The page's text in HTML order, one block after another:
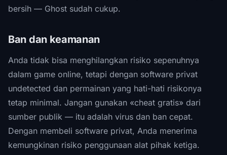
bersih — Ghost sudah cukup.
Ban dan keamanan
Anda tidak bisa menghilangkan risiko sepenuhnya
dalam game online, tetapi dengan software privat
undetected dan permainan yang hati-hati risikonya
tetap minimal. Jangan gunakan «cheat gratis» dari
sumber publik — itu adalah virus dan ban cepat.
Dengan membeli software privat, Anda menerima
kemungkinan risiko penggunaan alat pihak ketiga.